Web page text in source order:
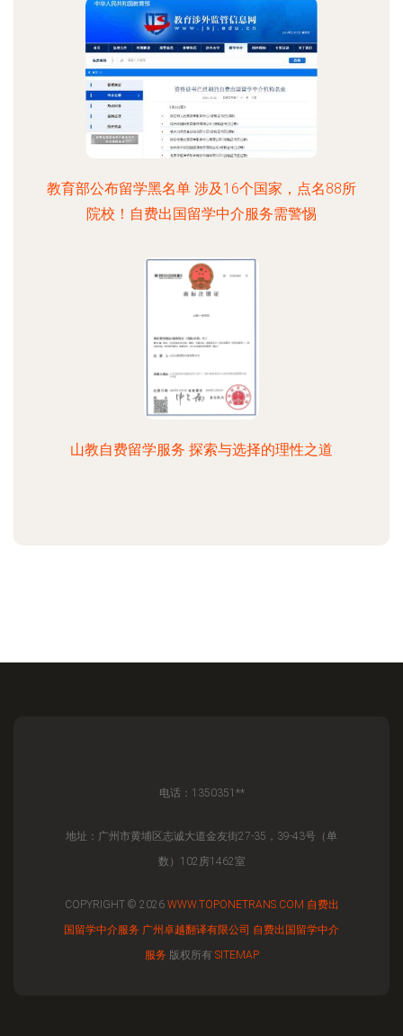
教育部公布留学黑名单 涉及16个国家，点名88所
院校！自费出国留学中介服务需警惕
山教自费留学服务 探索与选择的理性之道
电话：1350351**
地址：广州市黄埔区志诚大道金友街27-35，39-43号（单
数）102房1462室
COPYRIGHT © 2026 WWW.TOPONETRANS.COM 自费出
国留学中介服务 广州卓越翻译有限公司 自费出国留学中介
服务 版权所有 SITEMAP